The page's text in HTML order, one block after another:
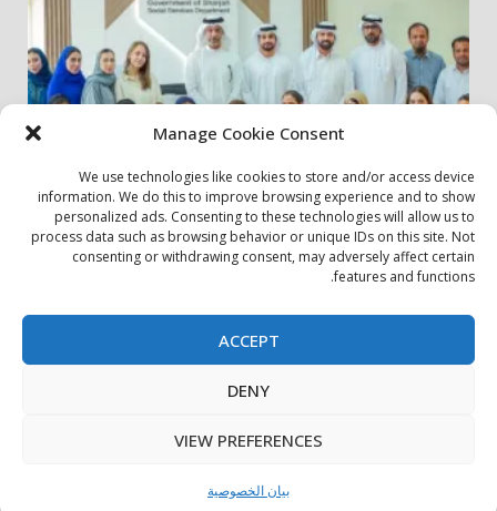
Manage Cookie Consent
We use technologies like cookies to store and/or access device
information. We do this to improve browsing experience and to show
personalized ads. Consenting to these technologies will allow us to
process data such as browsing behavior or unique IDs on this site. Not
consenting or withdrawing consent, may adversely affect certain
features and functions.
ACCEPT
DENY
VIEW PREFERENCES
بيان الخصوصية
أخبار المجتمع مجتمعي
الشارقة لإدارة الأصول تنظم زيارة إلى دار رعاية المسنين
بيان الخصوصية سياسة ملفات تعريف الارتباط
اتصل بنا
حول الموقع
Copyright © All rights reserved.|DarkNews